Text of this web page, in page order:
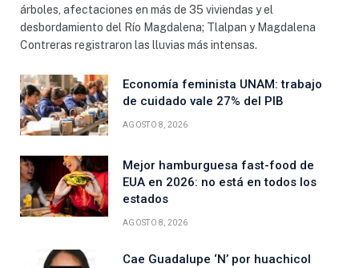
árboles, afectaciones en más de 35 viviendas y el
desbordamiento del Río Magdalena; Tlalpan y Magdalena
Contreras registraron las lluvias más intensas.
Economía feminista UNAM: trabajo
de cuidado vale 27% del PIB
AGOSTO 8, 2026
Mejor hamburguesa fast-food de
EUA en 2026: no está en todos los
estados
AGOSTO 8, 2026
Cae Guadalupe ‘N’ por huachicol